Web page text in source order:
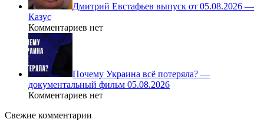
Дмитрий Евстафьев выпуск от 05.08.2026 —
Казус
Комментариев нет
Почему Украина всё потеряла? —
документальный фильм 05.08.2026
Комментариев нет
Свежие комментарии